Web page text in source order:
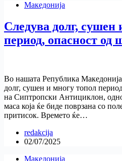
Македонија
Следува долг, сушен
период, опасност
Во нашата Република Македонија
долг, сушен и многу топол
на Сиптропски Антициклон,
маса која ќе биде поврзана со
притисок. Времето ќе…
redakcija
02/07/2025
Македонија